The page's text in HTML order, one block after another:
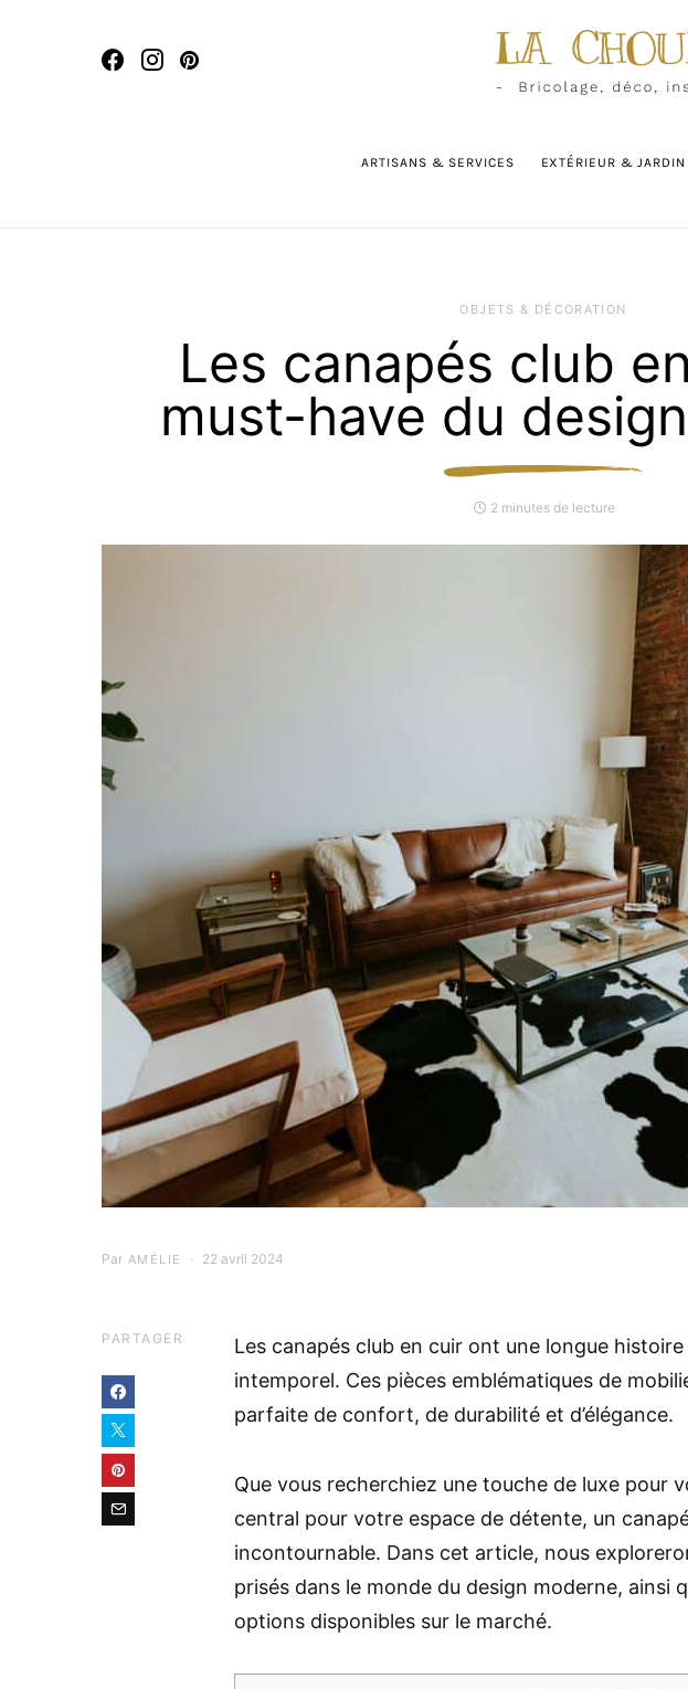
ARTISANS & SERVICES EXTÉRIEUR & JARDIN
OBJETS & DÉCORATION
Les canapés club
must-have du
2 minutes de lecture
Par AMÉLIE 22 avril 2024
PARTAGER
Les canapés club en cuir ont une longue
intemporel. Ces pièces emblématiques de
parfaite de confort, de durabilité et d’élégance.
Que vous recherchiez une touche de luxe pour
central pour votre espace de détente, un
incontournable. Dans cet article, nous
prisés dans le monde du design moderne, ainsi
options disponibles sur le marché.